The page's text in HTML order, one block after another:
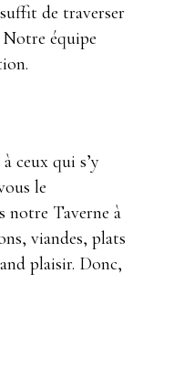
de traverser
équipe
ceux qui s’y
le
notre Taverne à
viandes, plats
plaisir. Donc,